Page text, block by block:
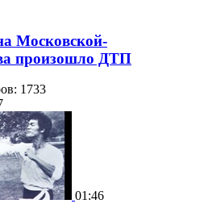
Московской-
произошло ДТП
1733
01:46